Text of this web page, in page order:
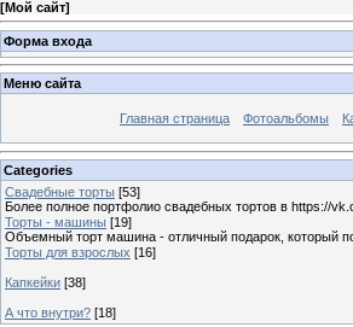
[Мой сайт]
Форма входа
Меню сайта
Главная страница Фотоальбомы
Categories
Свадебные торты [53]
Более полное портфолио свадебных тортов в https://
Торты - машины [19]
Объемный торт машина - отличный подарок, который
Торты для взрослых [16]
Капкейки [38]
А что внутри? [18]